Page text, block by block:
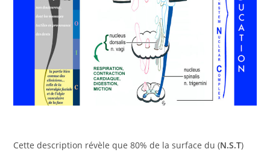
Cette description révèle que 80% de la surface du (N.S.T)